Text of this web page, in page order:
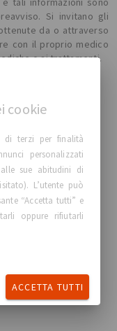
Si invitano gli
da o attraverso
con il proprio medico
o ai trattamenti.
cookie
terzi per finalità
personalizzati
sue abitudini di
L’utente può
“Accetta tutti” e
oppure rifiutarli
ACCETTA TUTTI